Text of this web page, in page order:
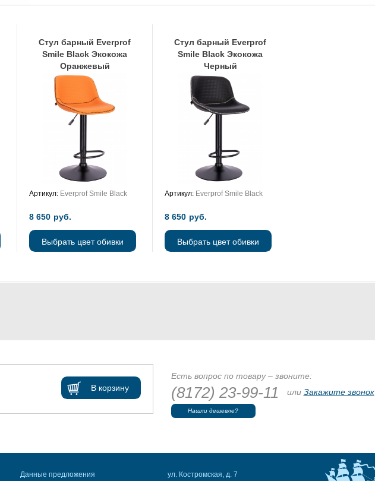
Стул барный Everprof
Smile Black Экокожа
Оранжевый
Артикул: Everprof Smile Black
8 650 руб.
Выбрать цвет обивки
Стул барный Everprof
Smile Black Экокожа
Черный
Артикул: Everprof Smile Black
8 650 руб.
Выбрать цвет обивки
В корзину
Есть вопрос по товару – звоните:
(8172) 23-99-11 или Закажите звонок
Нашли дешевле?
Данные предложения
ул. Костромская, д. 7